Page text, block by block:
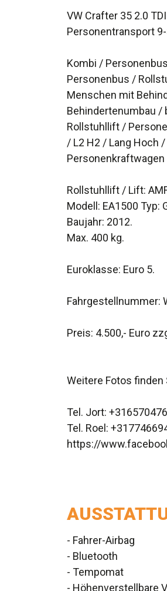
VW Crafter 35 2.0
Personentransport
Kombi /
Personenbus /
Menschen mit
Behindertenumbau
Rollstuhllift /
/ L2 H2 / Lang Hoch
Personenkraftwagen
Rollstuhllift / Lift:
Modell: EA1500 Typ:
Baujahr: 2012.
Max. 400 kg.
Euroklasse: Euro 5.
Fahrgestellnummer:
Preis: 4.500,- Euro
Weitere Fotos
Tel. Jort:
Tel. Roel:
https://
- Fahrer-Airbag
- Bluetooth
- Tempomat
- Höhenverstellbare